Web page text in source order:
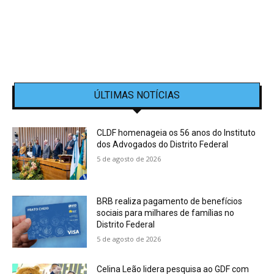
ÚLTIMAS NOTÍCIAS
CLDF homenageia os 56 anos do Instituto
dos Advogados do Distrito Federal
5 de agosto de 2026
BRB realiza pagamento de benefícios
sociais para milhares de famílias no
Distrito Federal
5 de agosto de 2026
Celina Leão lidera pesquisa ao GDF com